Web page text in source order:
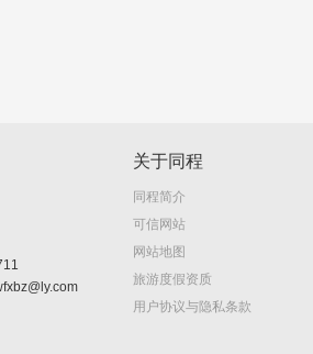
关于同程
同程简介
可信网站
网站地图
旅游度假资质
用户协议与隐私条款